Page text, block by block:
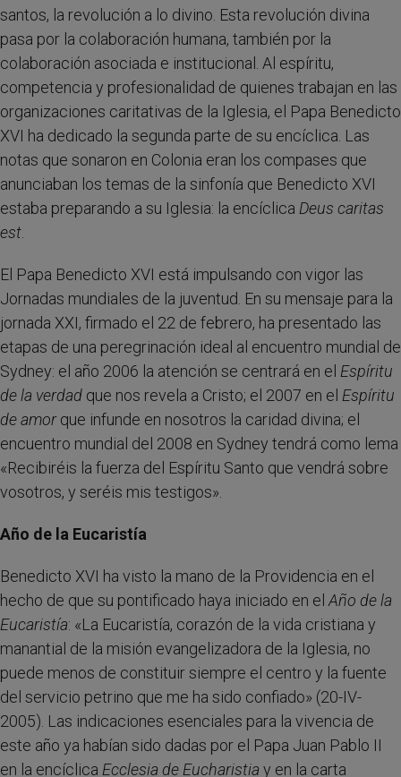
santos, la revolución a lo divino. Esta revolución divina
pasa por la colaboración humana, también por la
colaboración asociada e institucional. Al espíritu,
competencia y profesionalidad de quienes trabajan en las
organizaciones caritativas de la Iglesia, el Papa Benedicto
XVI ha dedicado la segunda parte de su encíclica. Las
notas que sonaron en Colonia eran los compases que
anunciaban los temas de la sinfonía que Benedicto XVI
estaba preparando a su Iglesia: la encíclica Deus caritas
est
El Papa Benedicto XVI está impulsando con vigor las
Jornadas mundiales de la juventud. En su mensaje para la
jornada XXI, firmado el 22 de febrero, ha presentado las
etapas de una peregrinación ideal al encuentro mundial de
Sydney: el año 2006 la atención se centrará en el Espíritu
de la verdad que nos revela a Cristo; el 2007 en el Espíritu
de amorque infunde en nosotros la caridad divina; el
encuentro mundial del 2008 en Sydney tendrá como lema
«Recibiréis la fuerza del Espíritu Santo que vendrá sobre
vosotros, y seréis mis testigos».
Año de la Eucaristía
Benedicto XVI ha visto la mano de la Providencia en el
hecho de que su pontificado haya iniciado en el Año de la
Eucaristía: «La Eucaristía, corazón de la vida cristiana y
manantial de la misión evangelizadora de la Iglesia, no
puede menos de constituir siempre el centro y la fuente
del servicio petrino que me ha sido confiado» (20-IV-
2005). Las indicaciones esenciales para la vivencia de
este año ya habían sido dadas por el Papa Juan Pablo II
en la encíclica Ecclesia de Eucharistia y en la carta